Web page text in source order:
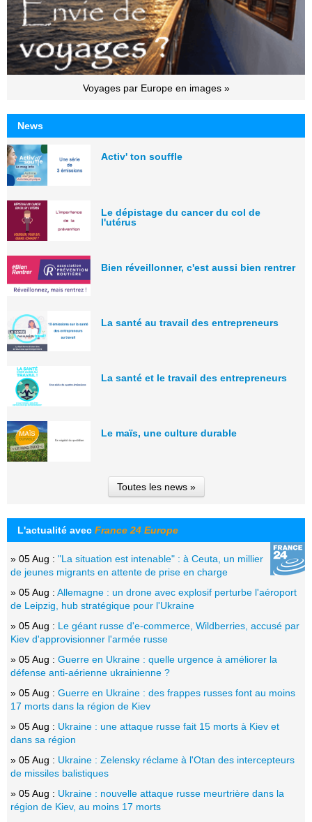
Voyages par Europe en images »
News
Activ' ton souffle
Le dépistage du cancer du col de
l'utérus
Bien réveillonner, c'est aussi bien rentrer
La santé au travail des entrepreneurs
La santé et le travail des entrepreneurs
Le maïs, une culture durable
Toutes les news »
L'actualité avec France 24 Europe
» 05 Aug : "La situation est intenable" : à Ceuta, un millier
de jeunes migrants en attente de prise en charge
» 05 Aug : Allemagne : un drone avec explosif perturbe l'aéroport
de Leipzig, hub stratégique pour l'Ukraine
» 05 Aug : Le géant russe d'e-commerce, Wildberries, accusé par
Kiev d'approvisionner l'armée russe
» 05 Aug : Guerre en Ukraine : quelle urgence à améliorer la
défense anti-aérienne ukrainienne ?
» 05 Aug : Guerre en Ukraine : des frappes russes font au moins
17 morts dans la région de Kiev
» 05 Aug : Ukraine : une attaque russe fait 15 morts à Kiev et
dans sa région
» 05 Aug : Ukraine : Zelensky réclame à l'Otan des intercepteurs
de missiles balistiques
» 05 Aug : Ukraine : nouvelle attaque russe meurtrière dans la
région de Kiev, au moins 17 morts